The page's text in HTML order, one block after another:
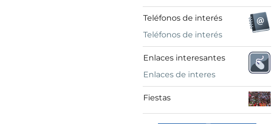
Teléfonos de interés
Teléfonos de interés
Enlaces interesantes
Enlaces de interes
Fiestas